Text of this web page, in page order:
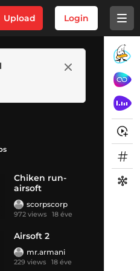
Upload Login
Chiken run-
airsoft
scorpscorp
972 views 18 éve
Airsoft 2
mr.armani
229 views 18 éve